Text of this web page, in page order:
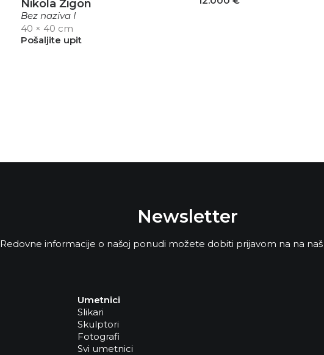
Nikola Žigon
Bez naziva I
40 × 40 cm
Pošaljite upit
Newsletter
Redovne informacije o našoj ponudi možete dobiti prijavom na na
Umetnici
Slikari
Skulptori
Fotografi
Svi umetnici